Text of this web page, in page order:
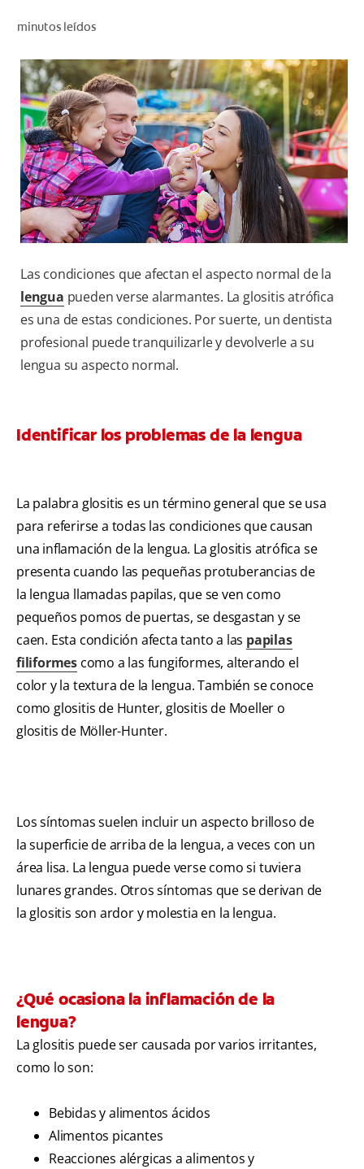
PARA PROFESIONALES
CUPONES
DÓNDE COMPRAR
BO (ES)
minutos leídos
Las condiciones que afectan el aspecto normal de la
lengua pueden verse alarmantes. La glositis atrófica
es una de estas condiciones. Por suerte, un dentista
profesional puede tranquilizarle y devolverle a su
lengua su aspecto normal.
Identificar los problemas de la lengua
La palabra glositis es un término general que se usa
para referirse a todas las condiciones que causan
una inflamación de la lengua. La glositis atrófica se
presenta cuando las pequeñas protuberancias de
la lengua llamadas papilas, que se ven como
pequeños pomos de puertas, se desgastan y se
caen. Esta condición afecta tanto a las papilas
filiformes como a las fungiformes, alterando el
color y la textura de la lengua. También se conoce
como glositis de Hunter, glositis de Moeller o
glositis de Möller-Hunter.
Los síntomas suelen incluir un aspecto brilloso de
la superficie de arriba de la lengua, a veces con un
área lisa. La lengua puede verse como si tuviera
lunares grandes. Otros síntomas que se derivan de
la glositis son ardor y molestia en la lengua.
¿Qué ocasiona la inflamación de la
lengua?
La glositis puede ser causada por varios irritantes,
como lo son:
Bebidas y alimentos ácidos
Alimentos picantes
Reacciones alérgicas a alimentos y